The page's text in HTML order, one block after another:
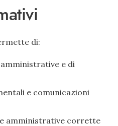
di:
e di
e comunicazioni
amministrative corrette